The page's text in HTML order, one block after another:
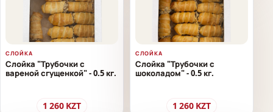
СЛОЙКА
Слойка "Трубочки с
вареной сгущенкой" - 0.5 кг.
1 260 KZT
СЛОЙКА
Слойка "Трубочки с
шоколадом" - 0.5 кг.
1 260 KZT